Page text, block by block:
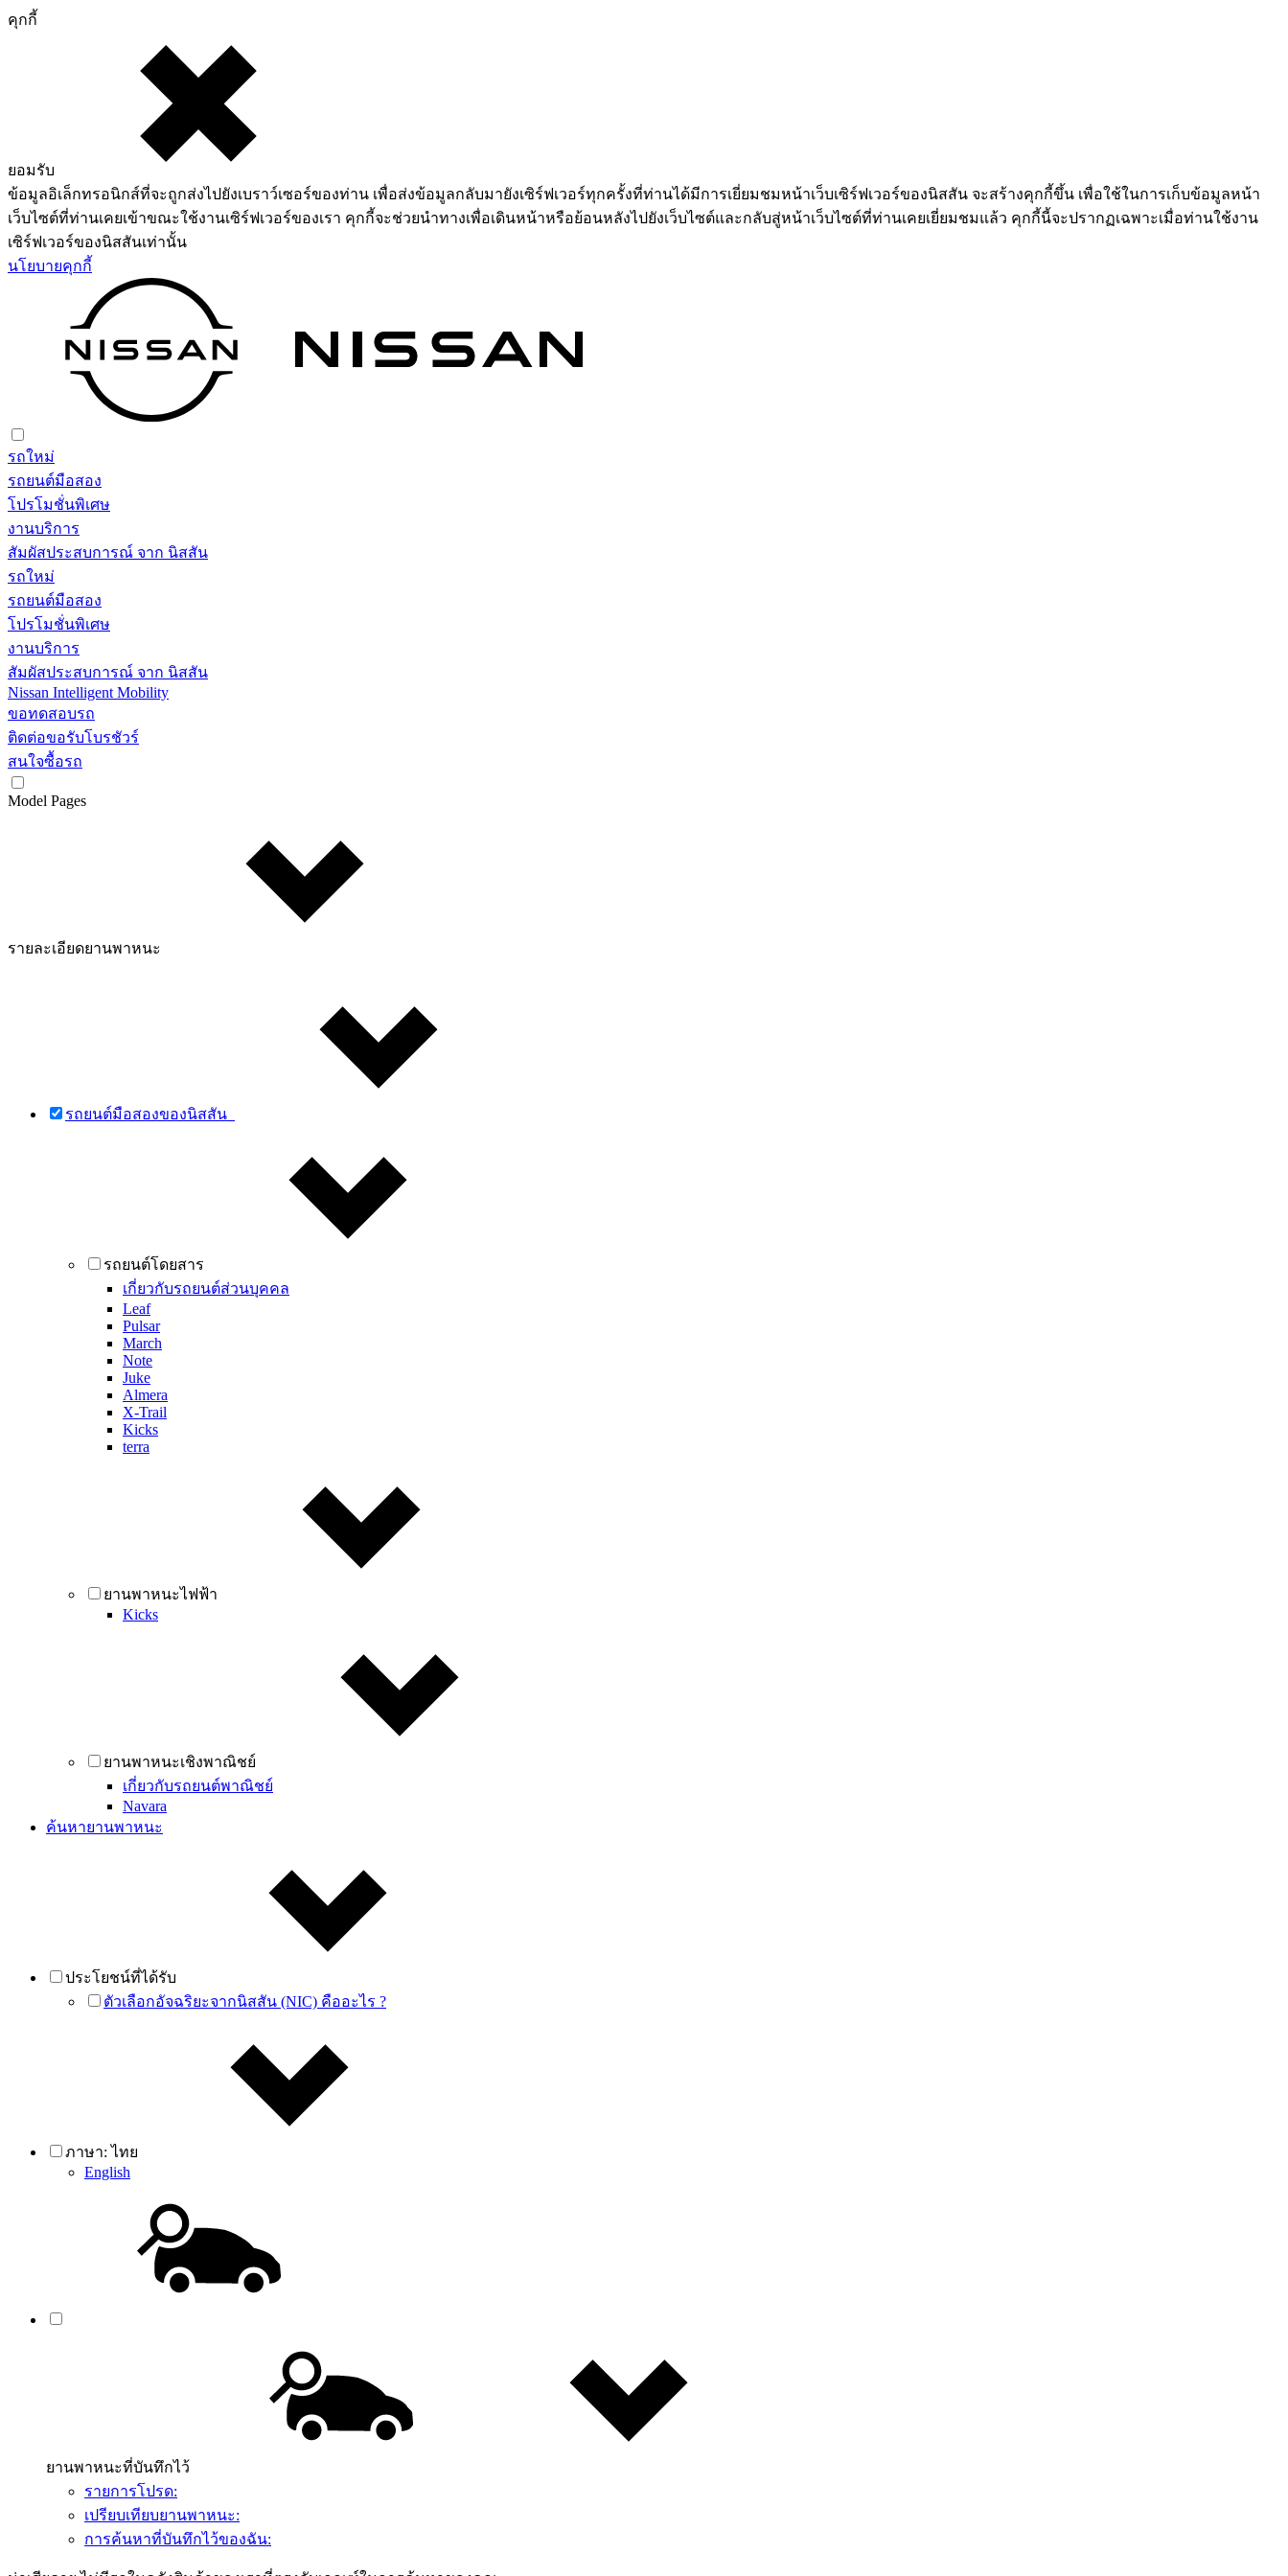
คุกกี้
ยอมรับ
ข้อมูลอิเล็กทรอนิกส์ที่จะถูกส่งไปยังเบราว์เซอร์ของท่าน เพื่อส่งข้อมูลกลับมายังเซิร์ฟเวอร์ทุกครั้งที่ท่านได้มีการเยี่ยมชมหน้าเว็บเซิร์ฟเวอร์ของนิสสัน จะสร้างคุกกี้ขึ้น เพื่อใช้ในการเก็บข้อมูลหน้า
เว็บไซต์ที่ท่านเคยเข้าขณะใช้งานเซิร์ฟเวอร์ของเรา คุกกี้จะช่วยนำทางเพื่อเดินหน้าหรือย้อนหลังไปยังเว็บไซต์และกลับสู่หน้าเว็บไซต์ที่ท่านเคยเยี่ยมชมแล้ว คุกกี้นี้จะปรากฏเฉพาะเมื่อท่านใช้งาน
เซิร์ฟเวอร์ของนิสสันเท่านั้น
นโยบายคุกกี้
รถใหม่
รถยนต์มือสอง
โปรโมชั่นพิเศษ
งานบริการ
สัมผัสประสบการณ์ จาก นิสสัน
รถใหม่
รถยนต์มือสอง
โปรโมชั่นพิเศษ
งานบริการ
สัมผัสประสบการณ์ จาก นิสสัน
Nissan Intelligent Mobility
ขอทดสอบรถ
ติดต่อขอรับโบรชัวร์
สนใจซื้อรถ
Model Pages
รายละเอียดยานพาหนะ
รถยนต์มือสองของนิสสัน
รถยนต์โดยสาร
เกี่ยวกับรถยนต์ส่วนบุคคล
Leaf
Pulsar
March
Note
Juke
Almera
X-Trail
Kicks
terra
ยานพาหนะไฟฟ้า
Kicks
ยานพาหนะเชิงพาณิชย์
เกี่ยวกับรถยนต์พาณิชย์
Navara
ค้นหายานพาหนะ
ประโยชน์ที่ได้รับ
ตัวเลือกอัจฉริยะจากนิสสัน (NIC) คืออะไร ?
ภาษา:ไทย
English
ยานพาหนะที่บันทึกไว้
รายการโปรด:
เปรียบเทียบยานพาหนะ:
การค้นหาที่บันทึกไว้ของฉัน: